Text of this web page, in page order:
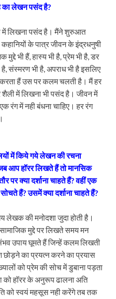
का लेखन पसंद है?
में लिखना पसंद है। मैंने शुरुआत
के पात्र जीवन के इंद्रधनुषी
भी हैं, हास्य भी है, प्रेम भी है, डर
संस्मरण भी है, अपराध भी है इसलिए
करता हैं उस पर कलम चलती है। मैं हर
शैली में लिखना भी पसंद है। जीवन में
रंग में नही बंधना चाहिए। हर रंग
में किये गये लेखन की रचना
आप हॉरर लिखते हैं तो मानसिक
पर क्या दर्शाना चाहते हैं? वहीं एक
हैं? उसमें क्या दर्शाना चाहते हैं?
लेखक की मनोदशा जुदा होती है।
मुद्दे पर लिखते समय मन
उपाय घूमते हैं जिन्हें कलम लिखती
का प्रयत्न करने का प्रयास
को प्रेम की सोच में डुबाना पड़ता
को हॉरर के अनुरूप ढालना अति
को स्वयं महसूस नही करेंगे तब तक